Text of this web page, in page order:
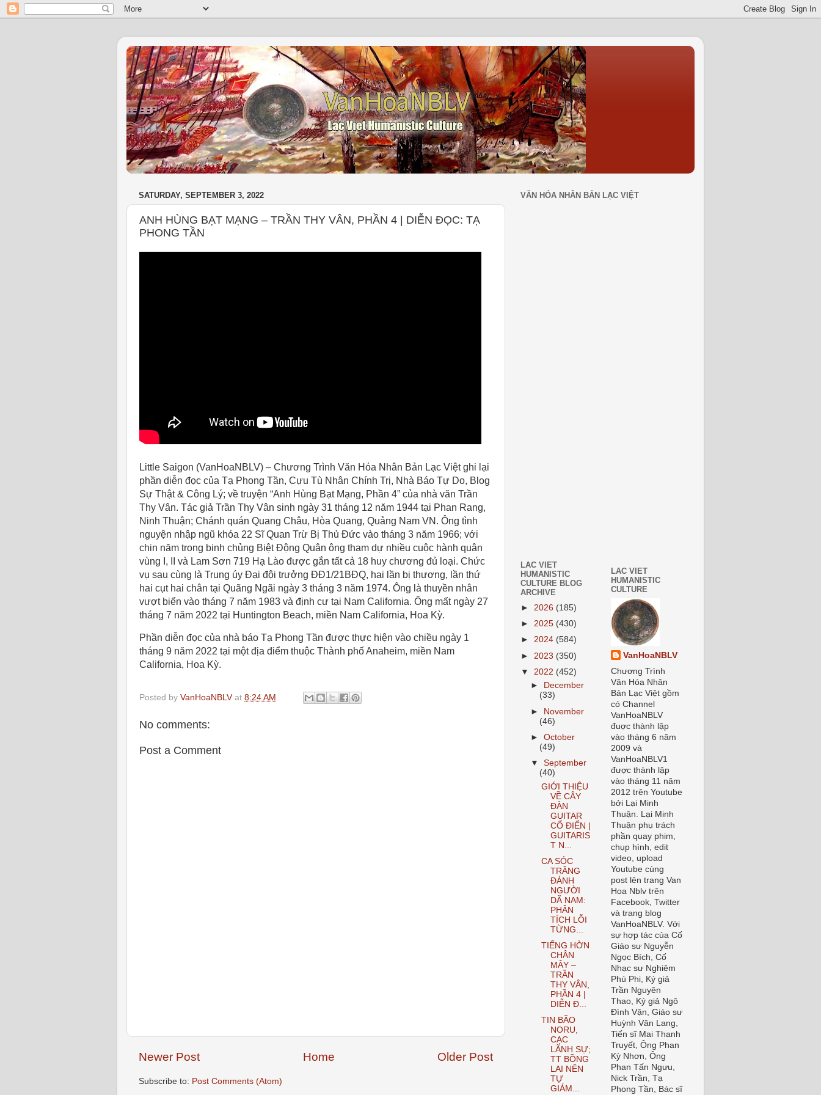
SATURDAY, SEPTEMBER 3, 2022
ANH HÙNG BẠT MẠNG – TRẦN THY VÂN, PHẦN 4 | DIỄN ĐỌC: TẠ
PHONG TẦN
Little Saigon (VanHoaNBLV) – Chương Trình Văn Hóa Nhân Bản Lạc Việt ghi lại
phần diễn đọc của Tạ Phong Tần, Cựu Tù Nhân Chính Trị, Nhà Báo Tự Do, Blog
Sự Thật & Công Lý; về truyện “Anh Hùng Bạt Mạng, Phần 4” của nhà văn Trần
Thy Vân. Tác giả Trần Thy Vân sinh ngày 31 tháng 12 năm 1944 tại Phan Rang,
Ninh Thuận; Chánh quán Quang Châu, Hòa Quang, Quảng Nam VN. Ông tình
nguyện nhập ngũ khóa 22 Sĩ Quan Trừ Bị Thủ Đức vào tháng 3 năm 1966; với
chin năm trong binh chủng Biệt Động Quân ông tham dự nhiều cuộc hành quân
vùng I, II và Lam Sơn 719 Hạ Lào được gắn tất cả 18 huy chương đủ loại. Chức
vụ sau cùng là Trung úy Đại đội trưởng ĐĐ1/21BĐQ, hai lần bị thương, lần thứ
hai cụt hai chân tại Quãng Ngãi ngày 3 tháng 3 năm 1974. Ông là thuyền nhân
vượt biển vào tháng 7 năm 1983 và định cư tại Nam California. Ông mất ngày 27
tháng 7 năm 2022 tại Huntington Beach, miền Nam California, Hoa Kỳ.
Phần diễn đọc của nhà báo Tạ Phong Tần được thực hiện vào chiều ngày 1
tháng 9 năm 2022 tại một địa điểm thuộc Thành phố Anaheim, miền Nam
California, Hoa Kỳ.
Posted by VanHoaNBLV at 8:24 AM
No comments:
Post a Comment
Newer Post Older Post
Home
Subscribe to: Post Comments (Atom)
VĂN HÓA NHÂN BẢN LẠC VIỆT
LAC VIET
HUMANISTIC
CULTURE BLOG
ARCHIVE
► 2026 (185)
► 2025 (430)
► 2024 (584)
► 2023 (350)
▼ 2022 (452)
►
December
(33)
► November
(46)
►October
(49)
▼September
(40)
GIỚI THIỆU
VỀ CÂY
ĐÀN
GUITAR
CỔ ĐIỂN |
GUITARIS
T N...
CA SÓC
TRĂNG
ĐÁNH
NGƯỜI
DÃ NAM:
PHÂN
TÍCH LỖI
TỪNG...
TIẾNG HỜN
CHÂN
MÂY –
TRẦN
THY VÂN,
PHẦN 4 |
DIỄN Đ...
TIN BÃO
NORU,
CẠC
LÃNH SỰ;
TT BỒNG
LAI NÊN
TỰ
GIÁM...
LAC VIET
HUMANISTIC
CULTURE
VanHoaNBLV
Chương Trình
Văn Hóa Nhân
Bản Lạc Việt gồm
có Channel
VanHoaNBLV
đuợc thành lập
vào tháng 6 năm
2009 và
VanHoaNBLV1
được thành lập
vào tháng 11 năm
2012 trên Youtube
bởi Lại Minh
Thuận. Lại Minh
Thuận phụ trách
phần quay phim,
chụp hình, edit
video, upload
Youtube cùng
post lên trang Van
Hoa Nblv trên
Facebook, Twitter
và trang blog
VanHoaNBLV. Với
sự hợp tác của Cố
Giáo sư Nguyễn
Ngọc Bích, Cố
Nhạc sư Nghiêm
Phú Phi, Ký giả
Trần Nguyên
Thao, Ký giả Ngô
Đình Vận, Giáo sư
Huỳnh Văn Lang,
Tiến sĩ Mai Thanh
Truyết, Ông Phan
Kỳ Nhơn, Ông
Phan Tấn Ngưu,
Nick Trần, Tạ
Phong Tần, Bác sĩ